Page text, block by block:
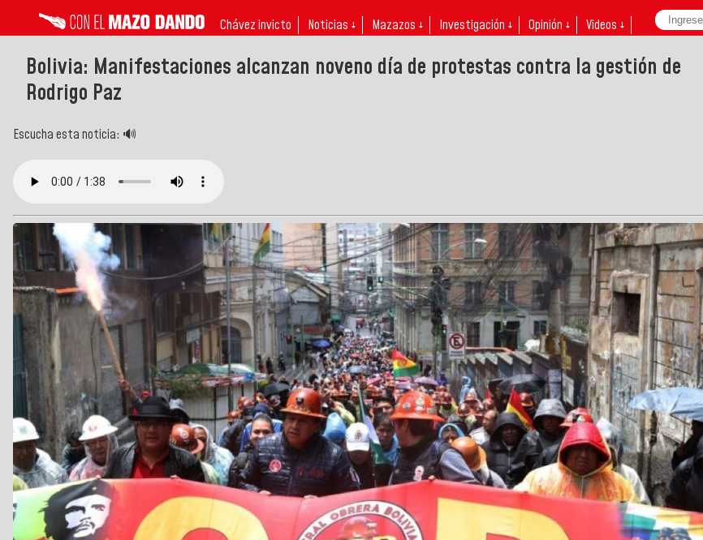
Chávez invicto Noticias ↓ Mazazos ↓ Investigación ↓ Opinión ↓ Videos ↓
Bolivia: Manifestaciones alcanzan noveno día de protestas contra la gestión de
Rodrigo Paz
Escucha esta noticia: 🔊